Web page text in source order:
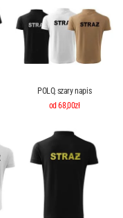
POLO, szary napis
od 68,00zł